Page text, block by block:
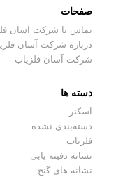
صفحات
تماس با شرکت آسان
درباره شرکت آسان
شرکت آسان فلزیاب
دسته ها
اسکنر
دسته‌بندی نشده
فلزیاب
نشانه دفینه یابی
نشانه های گنج